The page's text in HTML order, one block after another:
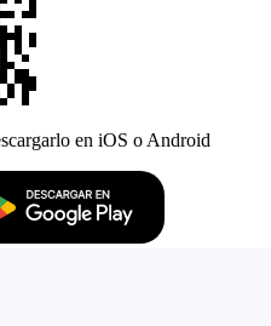
en iOS o Android